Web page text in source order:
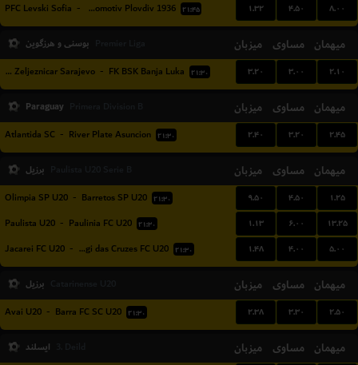
PFC Levski Sofia - PFC Lokomotiv Plovdiv 1936 ۲۱:۴۵ ۱.۳۲ ۴.۵۰ ۸.۰۰
بوسنی و هرزگوین میزبان مساوی میهمان
FK Zeljeznicar Sarajevo - FK BSK Banja Luka ۲۱:۳۰ ۳.۲۰ ۳.۰۰ ۲.۱۰
Paraguay میزبان مساوی میهمان
Atlantida SC - River Plate Asuncion ۲۱:۳۰ ۲.۴۰ ۳.۲۰ ۲.۴۵
برزیل میزبان مساوی میهمان
Olimpia SP U20 - Barretos SP U20 ۲۱:۳۰ ۹.۵۰ ۴.۵۰ ۱.۲۵
Paulista U20 - Paulinia FC U20 ۲۱:۳۰ ۱.۱۳ ۶.۰۰ ۱۳.۲۵
Jacarei FC U20 - Uniao Mogi das Cruzes FC U20 ۲۱:۳۰ ۱.۴۸ ۴.۰۰ ۵.۰۰
برزیل میزبان مساوی میهمان
Avai U20 - Barra FC SC U20 ۲۱:۳۰ ۲.۳۸ ۳.۳۰ ۲.۵۰
ایسلند میزبان مساوی میهمان